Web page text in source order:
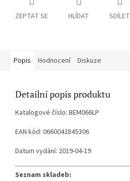
ZEPTAT SE HLÍDAT SDÍLET
Popis Hodnocení Diskuze
Detailní popis produktu
Katalogové číslo: BEM066LP
EAN kód: 0660042845306
Datum vydání: 2019-04-19
Seznam skladeb: